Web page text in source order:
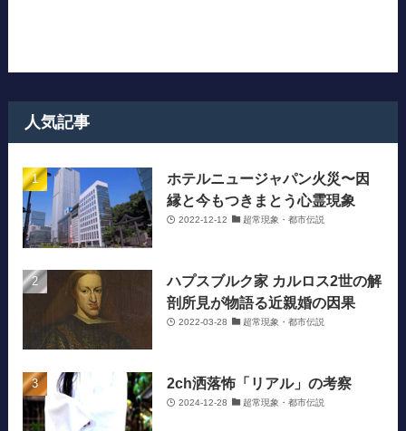
人気記事
ホテルニュージャパン火災〜因
縁と今もつきまとう心霊現象
2022-12-12 超常現象・都市伝説
ハプスブルク家 カルロス2世の解
剖所見が物語る近親婚の因果
2022-03-28 超常現象・都市伝説
2ch洒落怖「リアル」の考察
2024-12-28 超常現象・都市伝説